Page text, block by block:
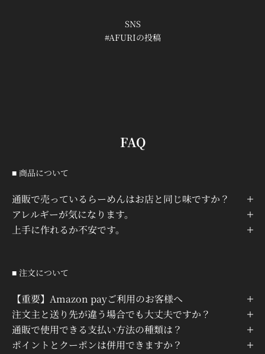
SNS
#AFURIの投稿
FAQ
■ 商品について
通販で売っているらーめんはお店と同じ味ですか？
アレルギーが気になります。
上手に作れるか不安です。
■ 注文について
【重要】Amazon payご利用のお客様へ
注文主と送り先が違う場合でも大丈夫ですか？
通販で使用できる支払い方法の種類は？
ポイントとクーポンは併用できますか？